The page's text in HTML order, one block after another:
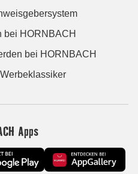
bei HORNBACH
bei HORNBACH
Apps